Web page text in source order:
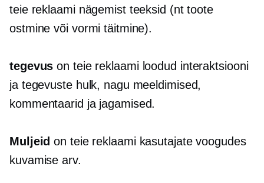
teie reklaami nägemist teeksid (nt toote
ostmine või vormi täitmine).
tegevus on teie reklaami loodud interaktsiooni
ja tegevuste hulk, nagu meeldimised,
kommentaarid ja jagamised.
Muljeid on teie reklaami kasutajate voogudes
kuvamise arv.